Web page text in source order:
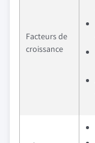
Facteurs de
croissance